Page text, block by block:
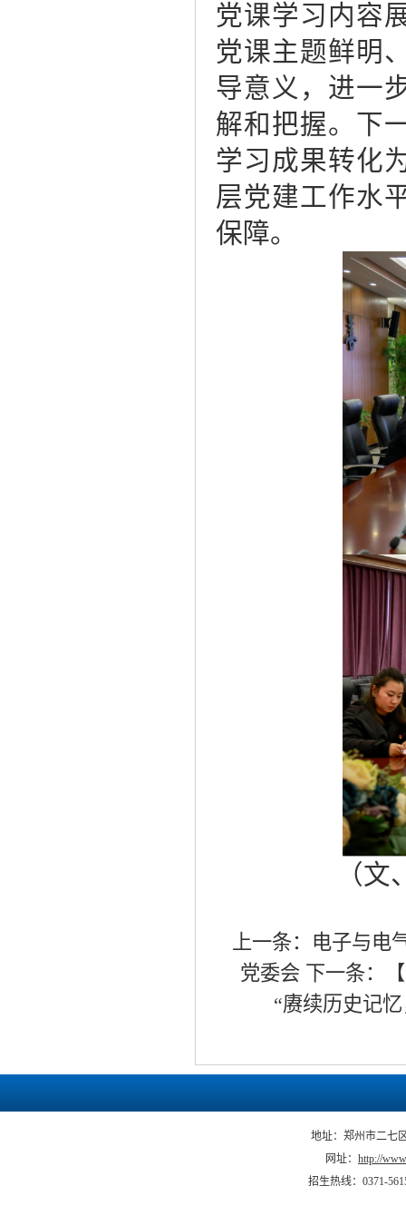
党课学习内容
党课主题鲜明
导意义，进一
解和把握。下
学习成果转化
层党建工作水
保障。
（文
上一条： 电子与电
党委会下一条：
“赓续历史记
地址：郑州市二七
网址： http://
招生热线：0371-